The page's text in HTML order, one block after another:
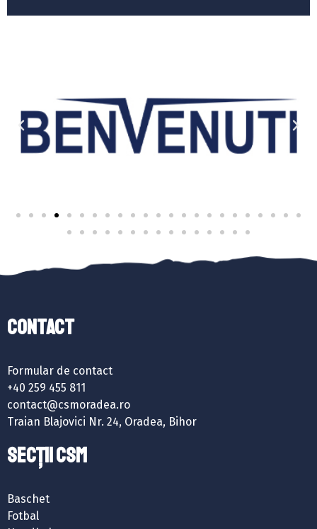
Contact
Formular de contact
+40 259 455 811
contact@csmoradea.ro
Traian Blajovici Nr. 24, Oradea, Bihor
SECȚII CSM
Baschet
Fotbal